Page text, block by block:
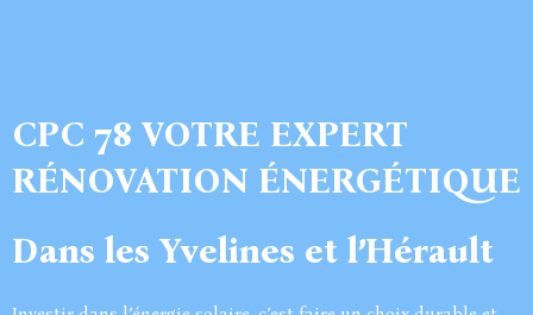
CPC 78 VOTRE EXPERT
RÉNOVATION ÉNERGÉTIQUE
Dans les Yvelines et l’Hérault